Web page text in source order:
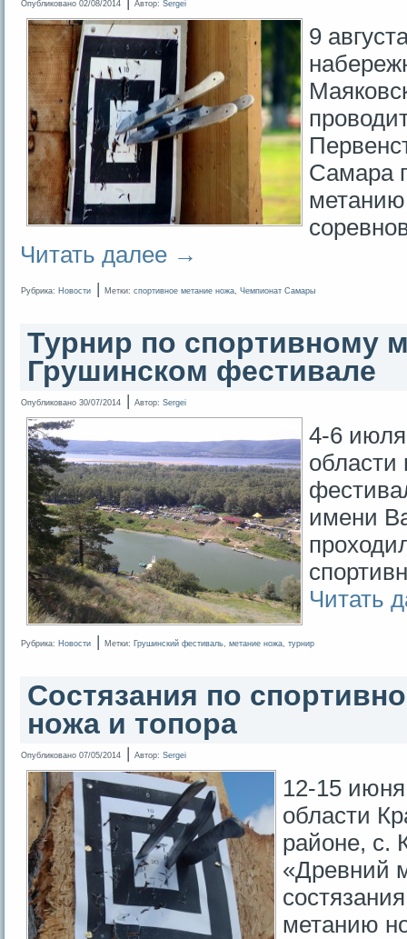
Опубликовано 02/08/2014 Автор: Sergei
9
Самара
Читать далее →
Рубрика: Новости | Метки: спортивное метание ножа, Чемпионат Самары
Турнир по спортивному
Грушинском фестивале
Опубликовано 30/07/2014 | Автор: Sergei
4-6
области
имени
Читать
Рубрика: Новости | Метки: Грушинский фестиваль, метание ножа, турнир
Состязания по
ножа и топора
Опубликовано 07/05/2014 | Автор: Sergei
12-15
области
районе,
«Древний
метанию